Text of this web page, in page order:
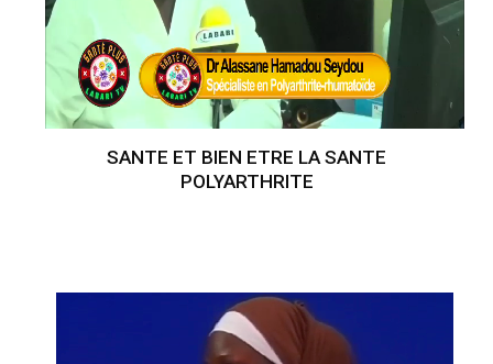
SANTE ET BIEN ETRE LA SANTE
POLYARTHRITE